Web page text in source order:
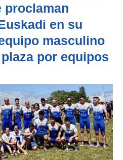
proclaman
en su
masculino
por equipos